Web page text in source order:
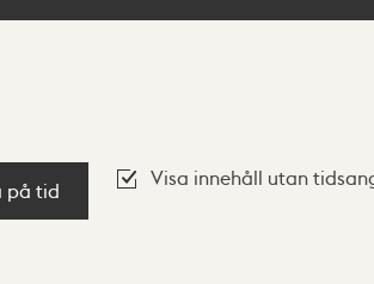
på tid
Visa innehåll utan